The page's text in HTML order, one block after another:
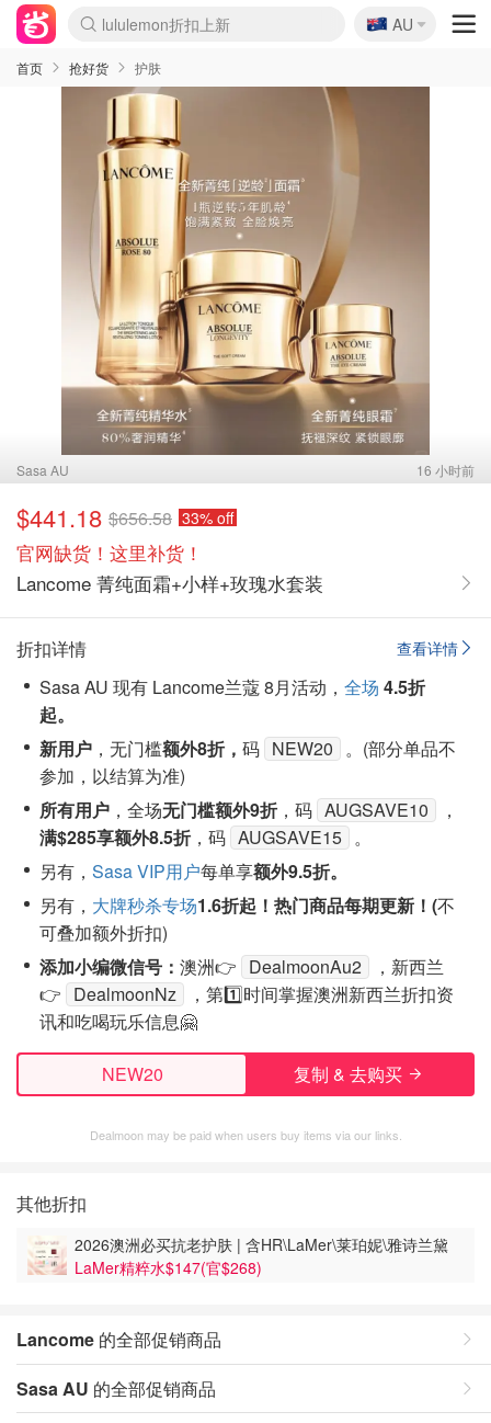
Sasa美妆护肤3.5折
SSENSE年中3折
FreshBeauty好价汇总
Cettire降价+叠9折
WWS Coles超市实拍
viagogo二手票捡漏
Myer超级周末1折
The Outnet奢牌1折起
David Jones 3折起
Flannels大牌1折
Perfumes Club护肤1折
AMIRO返校季6.2折
Amazon折扣汇总
eToro入金$200送$50
Amazon数码好物
ICONIC本周7.5折
ThedoubleF高奢地板价
Moose Knuckles 6折
丝芙兰5折起
EUFY官网3.7折起
Selenichast首饰2折
Trip机票酒店促销
YSL送5件彩妆礼
Amazon家居好物
Amazon美妆护肤
雅漾大喷$8
过敏原检测盒$33
伊索独家赠50ml沐浴露
科颜氏清仓3折
SEALIFE海洋馆门票6折
丝塔芙大白罐$16
订阅Newsletter送香薰
Cult Beauty 6.8折
Harrods圣诞日历2.3折
LN-CC奢牌私促3折
d'Alba空姐喷雾$16
EVE LOM套装逆天2折
Bernardelli独家4折
Adore Beauty 6折起
CT圣诞日历
Mytheresa奢品2.7折
Luxury Escapes 9折
Currentbody美容仪9折
MOON Garden Live
Roborock扫地机3.7折
Tingo Life水杯$24
Valentino官网5折
CR洗发护发6.3折
修丽可套装7.4折
Myer彩妆2件7折
GANNI官网4.5折
Stylevana韩妆4折
Tessabit高奢8.5折
OGX洗护4折
Amazon阿德莱德次日达
卡诗8.5折+赠礼
Philips Hue灯具8折
🇦🇺
AU
首页 抢好货 护肤
Sasa AU 16 小时前
$441.18 $656.58 33% off
官网缺货！这里补货！
Lancome 菁纯面霜+小样+玫瑰水套装
查看详情
折扣详情
Sasa AU 现有 Lancome兰蔻 8月活动， 全场 4.5折
起。
新用户 ， 无门槛额外8折， 码 NEW20 。(部分单品不
参加，以结算为准)
所有用户 ， 全场无门槛额外9折 ，码 AUGSAVE10
，
满$285享额外8.5折 ，码 AUGSAVE15 。
另有， Sasa VIP用户每单享额外9.5折。
另有， 大牌秒杀专场1.6折起！ 热门商品每期更新！(不
可叠加额外折扣)
添加小编微信号： 澳洲👉 DealmoonAu2
，新西兰
👉 DealmoonNz
，第1️⃣时间掌握澳洲新西兰折扣资
讯和吃喝玩乐信息🤗
NEW20 复制 & 去购买
Dealmoon may be paid when users buy items via our links.
其他折扣
2026澳洲必买抗老护肤 | 含HR\LaMer\莱珀妮\雅诗兰黛
LaMer精粹水$147(官$268)
Lancome 的全部促销商品
Sasa AU 的全部促销商品